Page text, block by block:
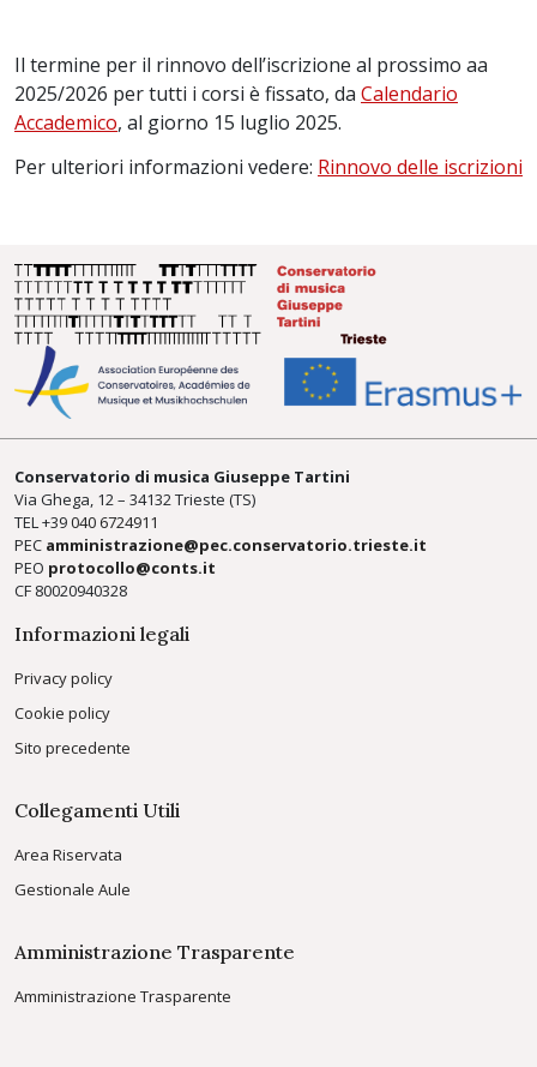
Il termine per il rinnovo dell’iscrizione al prossimo aa
2025/2026 per tutti i corsi è fissato, da Calendario
Accademico, al giorno 15 luglio 2025.
Per ulteriori informazioni vedere: Rinnovo delle iscrizioni
Conservatorio di musica Giuseppe Tartini
Via Ghega, 12 – 34132 Trieste (TS)
TEL +39040 6724911
PEC amministrazione@pec.conservatorio.trieste.it
PEO protocollo@conts.it
CF 80020940328
Informazioni legali
Privacy policy
Cookie policy
Sito precedente
Collegamenti Utili
Area Riservata
Gestionale Aule
Amministrazione Trasparente
Amministrazione Trasparente